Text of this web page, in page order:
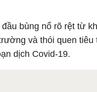
bùng nổ rõ rệt từ
và thói quen
dịch Covid-19.